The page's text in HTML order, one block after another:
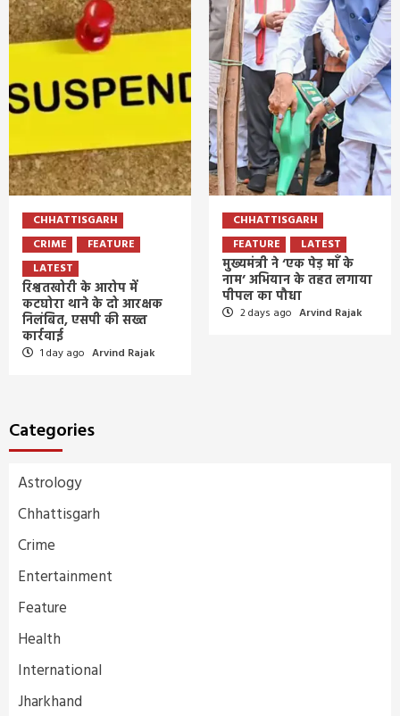
CHHATTISGARH
CRIME
FEATURE
LATEST
रिश्वतखोरी के आरोप में
कटघोरा थाने के दो आरक्षक
निलंबित, एसपी की सख्त
कार्रवाई
1 day ago Arvind Rajak
CHHATTISGARH
FEATURE
LATEST
मुख्यमंत्री ने ‘एक पेड़ माँ के
नाम’ अभियान के तहत लगाया
पीपल का पौधा
2 days ago Arvind Rajak
Categories
Astrology
Chhattisgarh
Crime
Entertainment
Feature
Health
International
Jharkhand